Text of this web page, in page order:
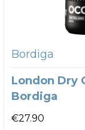
Bordiga
London Dry
Bordiga
€27.90